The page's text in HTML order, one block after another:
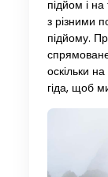
підйом і
з різними
підйому.
оскільки
гіда, щоб